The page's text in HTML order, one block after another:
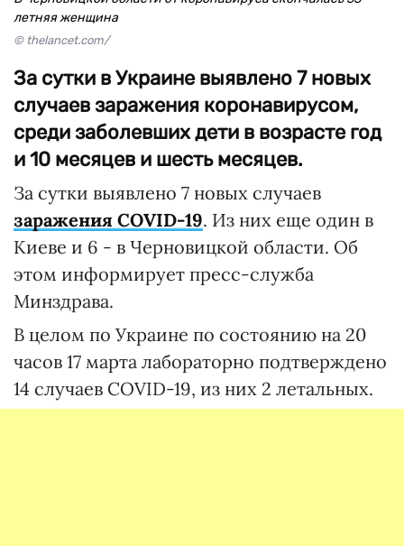
летняя женщина
© thelancet.com/
За сутки в Украине выявлено 7 новых
случаев заражения коронавирусом,
среди заболевших дети в возрасте год
и 10 месяцев и шесть месяцев.
За сутки выявлено 7 новых случаев
заражения COVID-19. Из них еще один в
Киеве и 6 - в Черновицкой области. Об
этом информирует пресс-служба
Минздрава.
В целом по Украине по состоянию на 20
часов 17 марта лабораторно подтверждено
14 случаев COVID-19, из них 2 летальных.